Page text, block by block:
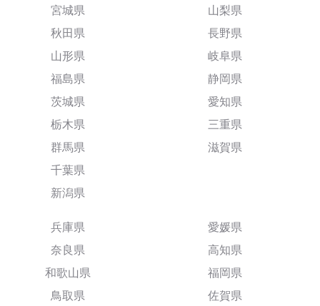
宮城県
秋田県
山形県
福島県
茨城県
栃木県
群馬県
千葉県
新潟県
山梨県
長野県
岐阜県
静岡県
愛知県
三重県
滋賀県
兵庫県
奈良県
和歌山県
鳥取県
愛媛県
高知県
福岡県
佐賀県